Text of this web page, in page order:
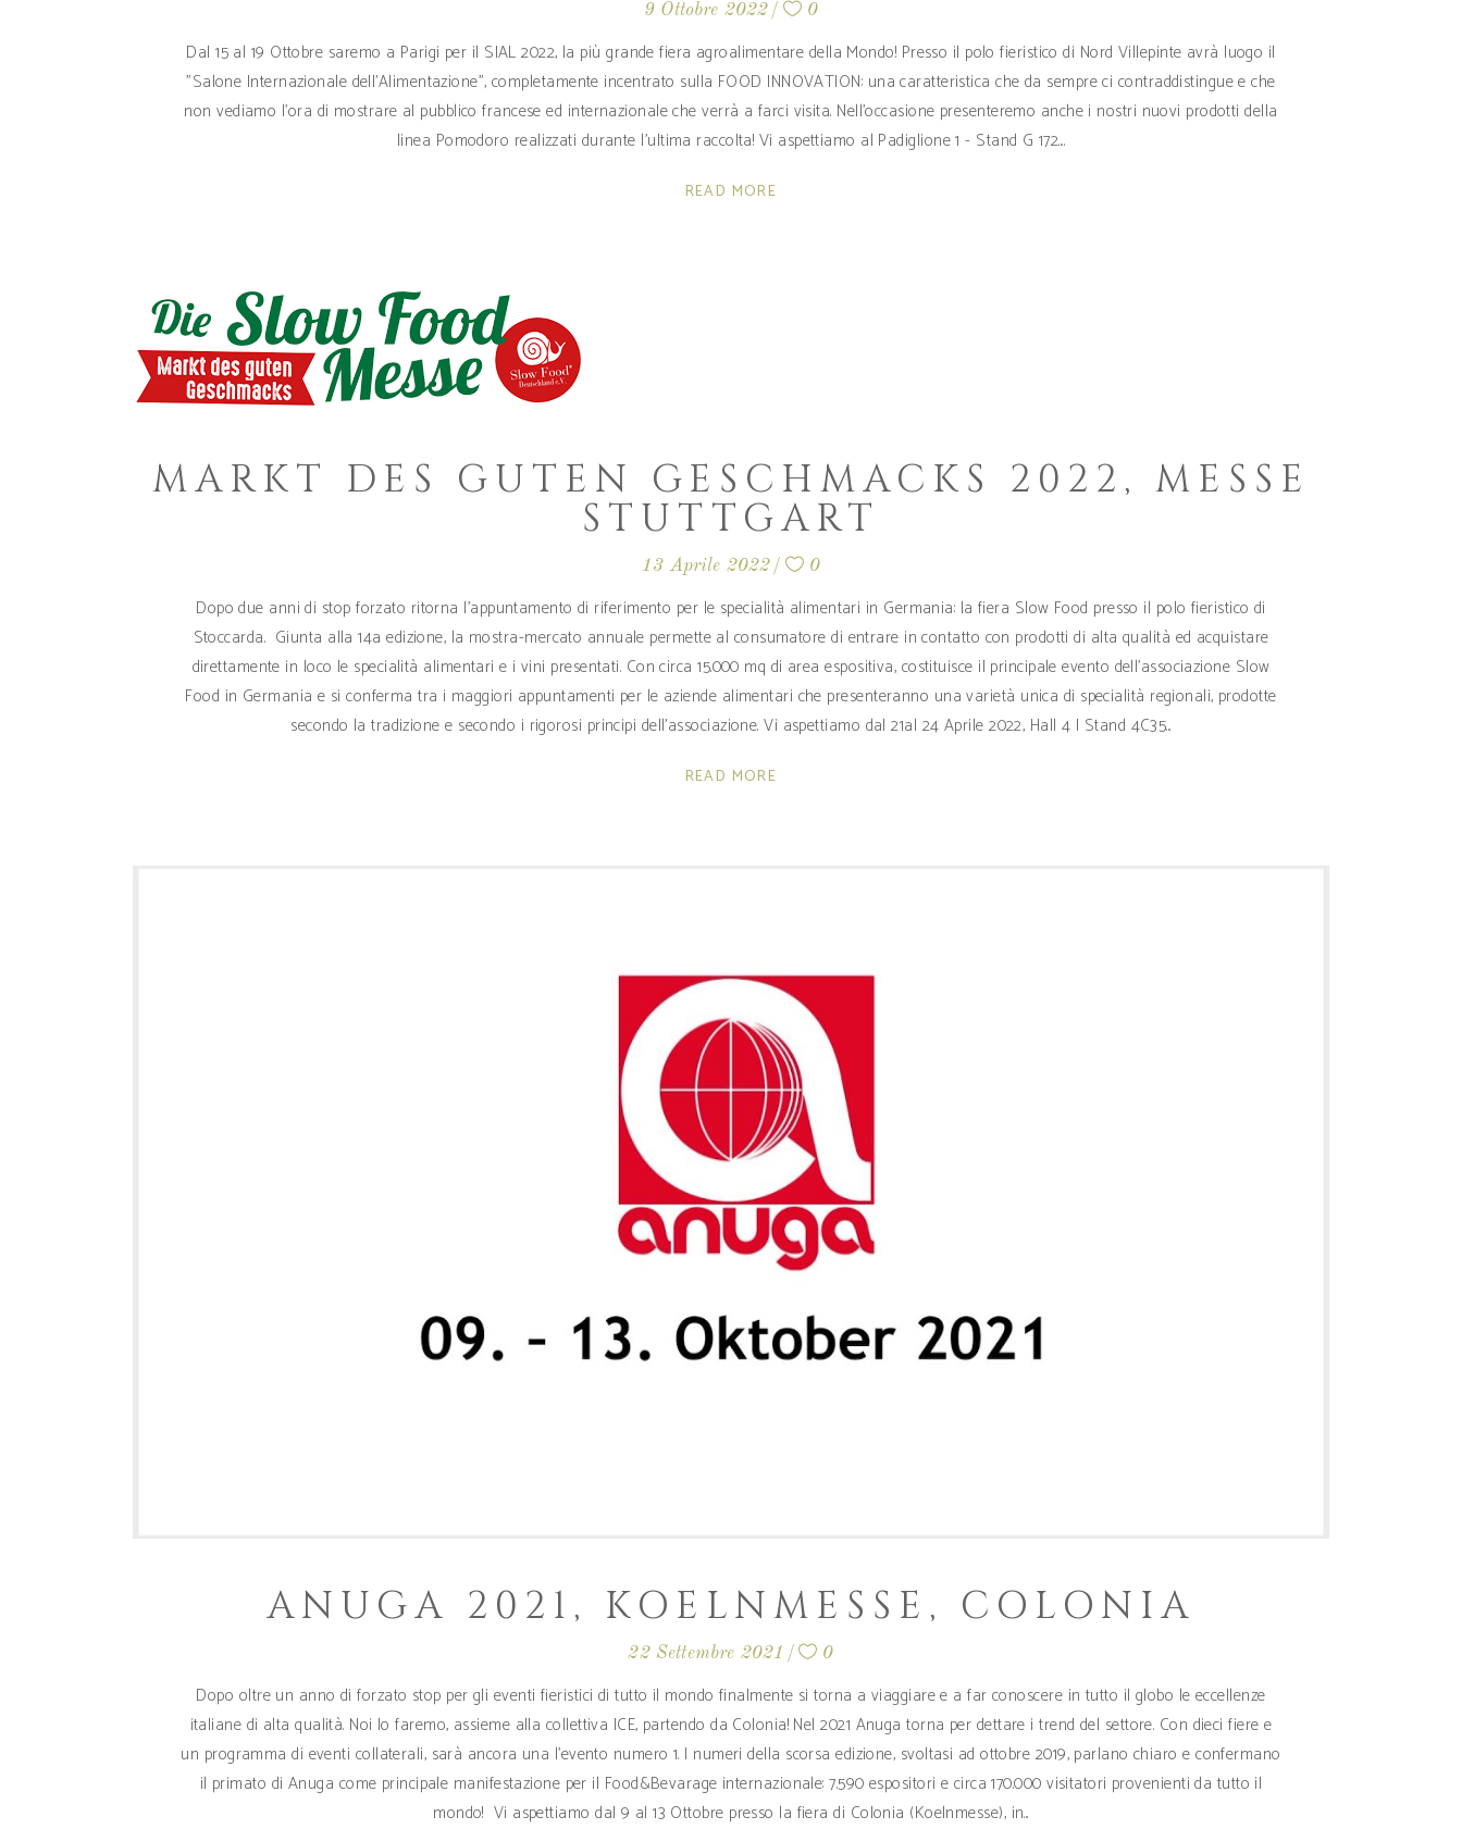
9 Ottobre 2022 0
Dal 15 al 19 Ottobre saremo a Parigi per il SIAL 2022, la più grande fiera agroalimentare della Mondo! Presso il polo fieristico di Nord Villepinte avrà luogo il
"Salone Internazionale dell'Alimentazione", completamente incentrato sulla FOOD INNOVATION: una caratteristica che da sempre ci contraddistingue e che
non vediamo l'ora di mostrare al pubblico francese ed internazionale che verrà a farci visita. Nell'occasione presenteremo anche i nostri nuovi prodotti della
linea Pomodoro realizzati durante l'ultima raccolta! Vi aspettiamo al Padiglione 1 - Stand G 172.
READ MORE
MARKT DES GUTEN GESCHMACKS 2022, MESSE
STUTTGART
13 Aprile 2022 0
Dopo due anni di stop forzato ritorna l’appuntamento di riferimento per le specialità alimentari in Germania: la fiera Slow Food presso il polo fieristico di
Stoccarda. Giunta alla 14a edizione, la mostra-mercato annuale permette al consumatore di entrare in contatto con prodotti di alta qualità ed acquistare
direttamente in loco le specialità alimentari e i vini presentati. Con circa 15.000 mq di area espositiva, costituisce il principale evento dell’associazione Slow
Food in Germania e si conferma tra i maggiori appuntamenti per le aziende alimentari che presenteranno una varietà unica di specialità regionali, prodotte
secondo la tradizione e secondo i rigorosi principi dell’associazione. Vi aspettiamo dal 21al 24 Aprile 2022, Hall 4 | Stand 4C35
READ MORE
ANUGA 2021, KOELNMESSE, COLONIA
22 Settembre 2021 0
Dopo oltre un anno di forzato stop per gli eventi fieristici di tutto il mondo finalmente si torna a viaggiare e a far conoscere in tutto il globo le eccellenze
italiane di alta qualità. Noi lo faremo, assieme alla collettiva ICE, partendo da Colonia! Nel 2021 Anuga torna per dettare i trend del settore. Con dieci fiere e
un programma di eventi collaterali, sarà ancora una l'evento numero 1. I numeri della scorsa edizione, svoltasi ad ottobre 2019, parlano chiaro e confermano
il primato di Anuga come principale manifestazione per il Food&Bevarage internazionale: 7.590 espositori e circa 170.000 visitatori provenienti da tutto il
mondo! Vi aspettiamo dal 9 al 13 Ottobre presso la fiera di Colonia (Koelnmesse), in